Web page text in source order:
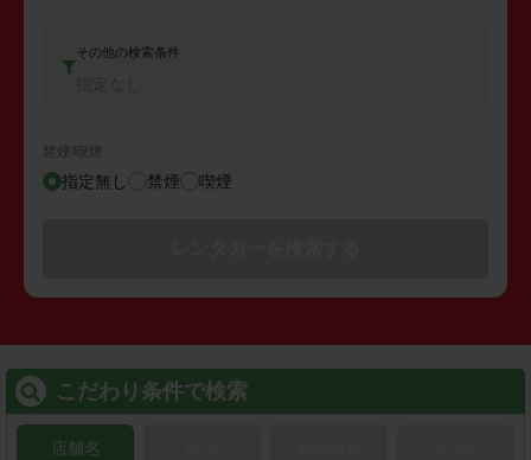
その他の検索条件
禁煙/喫煙
指定無し 禁煙 喫煙
こだわり条件で検索
店舗名